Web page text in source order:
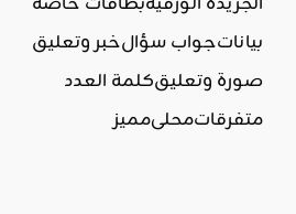
بياناتجواب سؤالخبر وتعليق
صورة وتعليقكلمة العدد
متفرقاتمحليمميز